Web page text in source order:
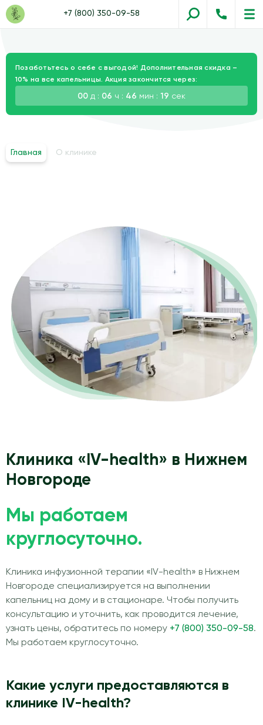
+7 (800) 350-09-58
Позаботьтесь о себе с выгодой! Дополнительная скидка –
10% на все капельницы. Акция закончится через:
00 д : 06 ч : 46 мин : 18 сек
Главная О клинике
Клиника «IV-health» в Нижнем
Новгороде
Мы работаем
круглосуточно.
Клиника инфузионной терапии «IV-health» в Нижнем
Новгороде специализируется на выполнении
капельниц на дому и в стационаре. Чтобы получить
консультацию и уточнить, как проводится лечение,
узнать цены, обратитесь по номеру +7 (800) 350-09-58.
Мы работаем круглосуточно.
Какие услуги предоставляются в
клинике IV-health?